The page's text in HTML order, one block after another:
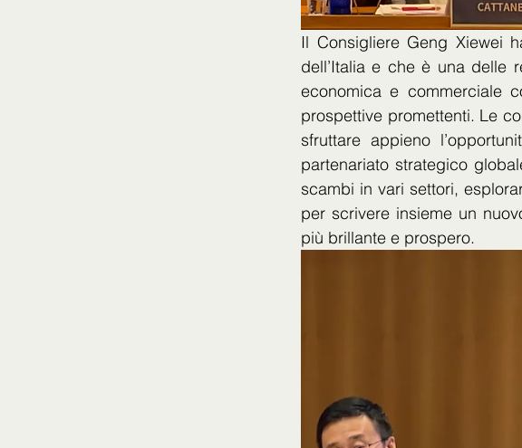
Il Consigliere Geng Xiewei
dell’Italia e che è una delle
economica e commerciale
prospettive promettenti. Le
sfruttare appieno
partenariato strategico
scambi in vari settori,
per scrivere insieme un
più brillante e prospero.